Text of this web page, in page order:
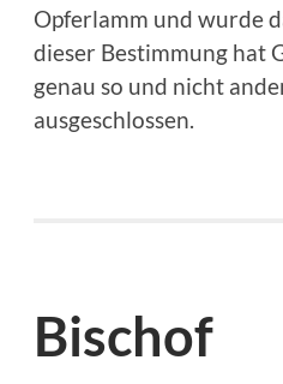
Opferlamm und wurde
dieser Bestimmung hat
genau so und nicht
ausgeschlossen.
Bischof